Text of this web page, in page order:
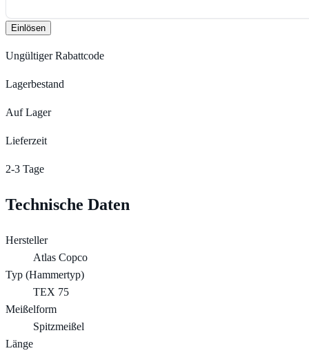
Einlösen
Ungültiger Rabattcode
Lagerbestand
Auf Lager
Lieferzeit
2-3 Tage
Technische Daten
Hersteller
Atlas Copco
Typ (Hammertyp)
TEX 75
Meißelform
Spitzmeißel
Länge